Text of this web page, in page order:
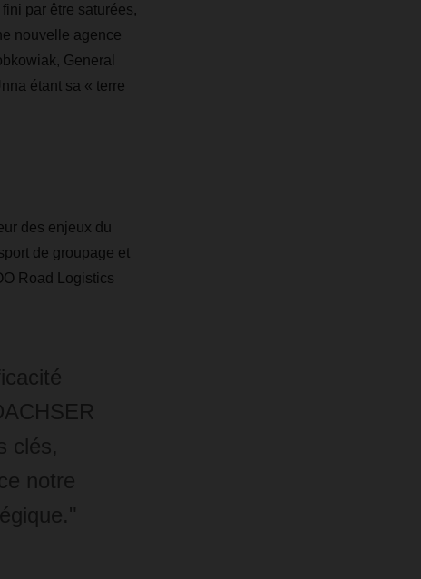
par être saturées,
nouvelle agence
General
étant sa « terre
des enjeux du
de groupage et
Road Logistics
clés,
notre